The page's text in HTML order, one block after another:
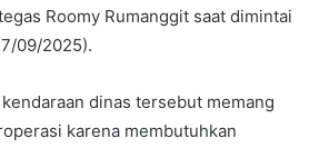
Roomy Rumanggit saat dimintai
09/2025).
dinas tersebut memang
karena membutuhkan